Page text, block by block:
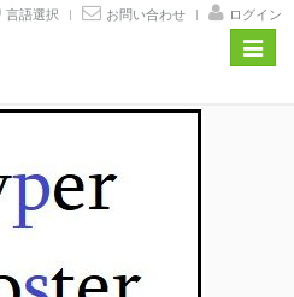
言語選択 お問い合わせ ログイン